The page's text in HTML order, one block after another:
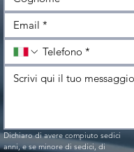
Dichiaro di avere compiuto sedici
anni, e se minore di sedici, di